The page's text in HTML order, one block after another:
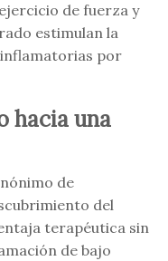
de fuerza y
estimulan la
por
hacia una
de
del
terapéutica sin
de bajo